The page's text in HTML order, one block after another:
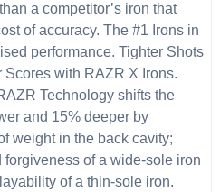
a competitor’s iron that
of accuracy. The #1 Irons in
performance. Tighter Shots
Scores with RAZR X Irons.
Technology shifts the
and 15% deeper by
weight in the back cavity;
of a wide-sole iron
of a thin-sole iron.